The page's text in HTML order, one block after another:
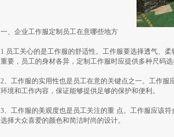
一、企业工作服定制员工在意哪些地方
1.员工关心的是工作服的舒适性。工作服要选择透气、
重要，员工的身材各异，定制工作服时应提供多种尺码选
2、工作服的实用性也是员工在意的关键点之一。工作
环境和工作内容，保证能够提供足够的保护和便利。
3、工作服的美观度也是员工关注的重 点。工作服应该
选择大众喜爱的颜色和简洁时尚的设计。